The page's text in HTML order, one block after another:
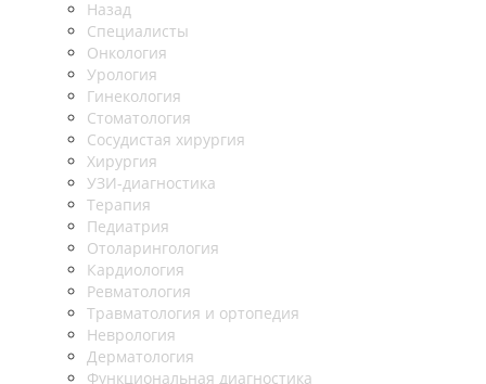
Назад
Специалисты
Онкология
Урология
Гинекология
Стоматология
Сосудистая хирургия
Хирургия
УЗИ-диагностика
Терапия
Педиатрия
Отоларингология
Кардиология
Ревматология
Травматология и ортопедия
Неврология
Дерматология
Функциональная диагностика